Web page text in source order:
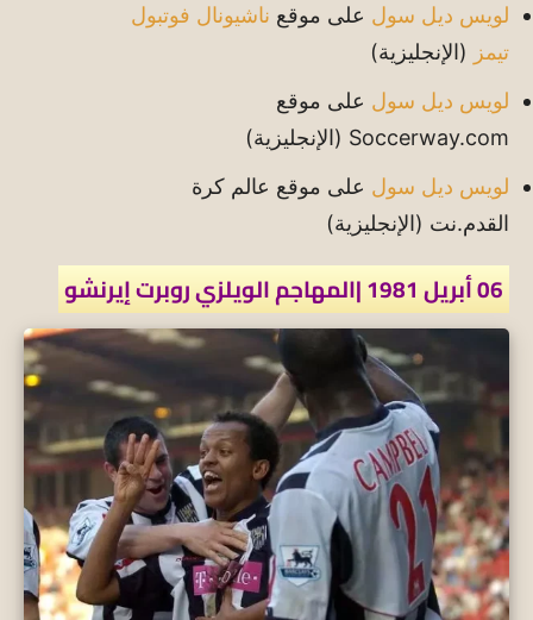
لويس ديل سول على موقع ناشيونال فوتبول
تيمز (الإنجليزية)
لويس ديل سول على موقع
Soccerway.com (الإنجليزية)
لويس ديل سول على موقع عالم كرة
القدم.نت (الإنجليزية)
06 أبريل 1981 |المهاجم الويلزي روبرت إيرنشو